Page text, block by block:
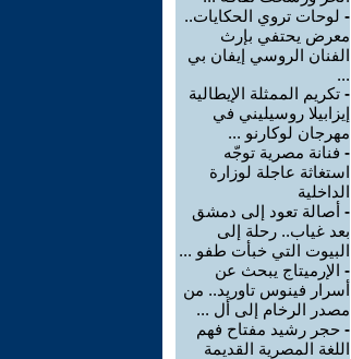
- لوحات تروي الحكايات..
معرض يحتفي بإرث
الفنان الروسي إيفان بي
...
- تكريم الممثلة الإيطالية
إيزابيلا روسيليني في
مهرجان لوكارنو ...
- فنانة مصرية توجّه
استغاثة عاجلة لوزارة
الداخلية
- أصالة تعود إلى دمشق
بعد غياب.. رحلة إلى
البيوت التي خبأت طفو ...
- الإرميتاج يبحث عن
أسرار فينوس تاوريد.. من
مصدر الرخام إلى أل ...
- حجر رشيد مفتاح فهم
اللغة المصرية القديمة